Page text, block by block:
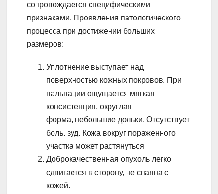
сопровождается специфическими
признаками. Проявления патологического
процесса при достижении больших
размеров:
Уплотнение выступает над
поверхностью кожных покровов. При
пальпации ощущается мягкая
консистенция, округлая
форма, небольшие дольки. Отсутствует
боль, зуд. Кожа вокруг пораженного
участка может растянуться.
Доброкачественная опухоль легко
сдвигается в сторону, не спаяна с
кожей.